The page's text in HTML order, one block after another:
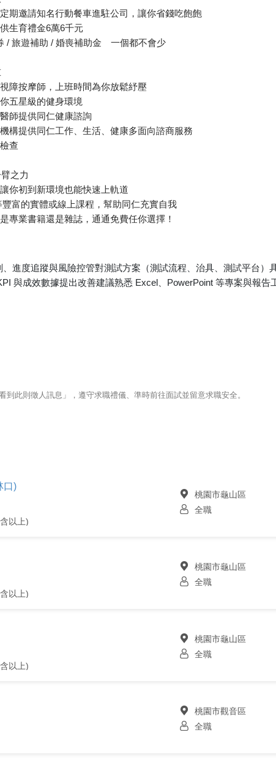
期邀請知名行動餐車進駐公司，讓你省錢吃飽飽
生育禮金6萬6千元
/ 旅遊補助 / 婚喪補助金 一個都不會少
障按摩師，上班時間為你放鬆紓壓
五星級的健身環境
師提供同仁健康諮詢
構提供同仁工作、生活、健康多面向諮商服務
查
之力
你初到新環境也能快速上軌道
富的實體或線上課程，幫助同仁充實自我
專業書籍還是雜誌，通通免費任你選擇！
進度追蹤與風險控管對測試方案（測試流程、治具、測試平台）
與成效數據提出改善建議熟悉 Excel、PowerPoint 等專案與報告
到此則徵人訊息」，遵守求職禮儀、準時前往面試並留意求職安全。
口)
以上)
桃園市龜山區
全職
以上)
桃園市龜山區
全職
以上)
桃園市龜山區
全職
桃園市觀音區
全職